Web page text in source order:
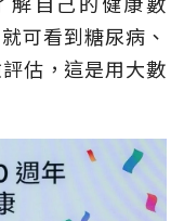
可看到糖尿病、
估，這是用大數